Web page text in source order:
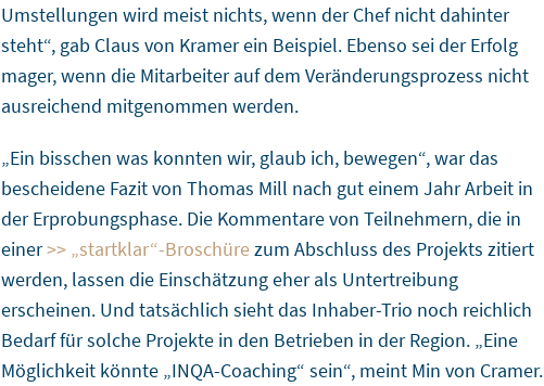
Umstellungen wird meist nichts, wenn der Chef nicht dahinter
steht“, gab Claus von Kramer ein Beispiel. Ebenso sei der Erfolg
mager, wenn die Mitarbeiter auf dem Veränderungsprozess nicht
ausreichend mitgenommen werden.
„Ein bisschen was konnten wir, glaub ich, bewegen“, war das
bescheidene Fazit von Thomas Mill nach gut einem Jahr Arbeit in
der Erprobungsphase. Die Kommentare von Teilnehmern, die in
einer>> „startklar“-Broschürezum Abschluss des Projekts zitiert
werden, lassen die Einschätzung eher als Untertreibung
erscheinen. Und tatsächlich sieht das Inhaber-Trio noch reichlich
Bedarf für solche Projekte in den Betrieben in der Region. „Eine
Möglichkeit könnte „INQA-Coaching“ sein“, meint Min von Cramer.